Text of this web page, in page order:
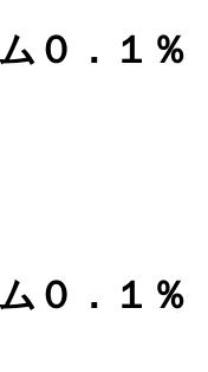
０．１％
０．１％